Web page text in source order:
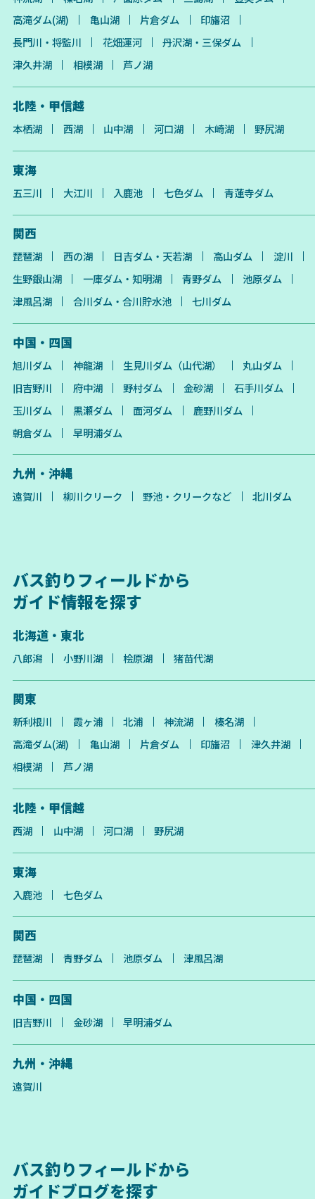
高滝ダム(湖)
亀山湖 片倉ダム
印旛沼
長門川・将監川
花畑運河
丹沢湖・三保ダム
津久井湖
相模湖 芦ノ湖
北陸・甲信越
本栖湖 西湖 山中湖 河口湖 木崎湖 野尻湖
東海
五三川 大江川 入鹿池 七色ダム 青蓮寺ダム
関西
琵琶湖 西の湖 日吉ダム・天若湖 高山ダム
淀川
生野銀山湖
一庫ダム・知明湖 青野ダム
池原ダム
津風呂湖
合川ダム・合川貯水池 七川ダム
中国・四国
旭川ダム 神龍湖 生見川ダム（山代湖）
丸山ダム
旧吉野川
府中湖 野村ダム 金砂湖
石手川ダム
玉川ダム
黒瀬ダム 面河ダム
鹿野川ダム
朝倉ダム
早明浦ダム
九州・沖縄
遠賀川 柳川クリーク 野池・クリークなど 北川ダム
バス釣りフィールドから
ガイド情報を探す
北海道・東北
八郎潟 小野川湖 桧原湖 猪苗代湖
関東
新利根川 霞ヶ浦 北浦 神流湖
榛名湖
高滝ダム(湖)
亀山湖 片倉ダム 印旛沼
津久井湖
相模湖
芦ノ湖
北陸・甲信越
西湖 山中湖 河口湖 野尻湖
東海
入鹿池 七色ダム
関西
琵琶湖 青野ダム 池原ダム 津風呂湖
中国・四国
旧吉野川 金砂湖 早明浦ダム
九州・沖縄
遠賀川
バス釣りフィールドから
ガイドブログを探す